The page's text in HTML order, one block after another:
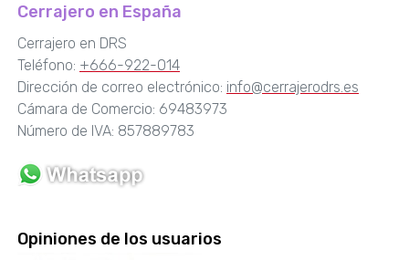
Cerrajero en España
Cerrajero en DRS
Teléfono: +666-922-014
Dirección de correo electrónico: info@cerrajerodrs.es
Cámara de Comercio: 69483973
Número de IVA: 857889783
Opiniones de los usuarios